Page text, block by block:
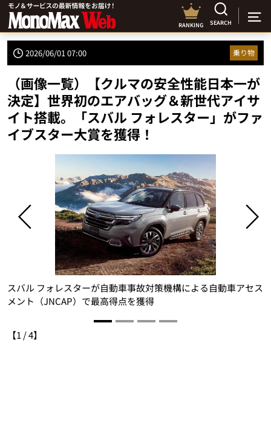
RANKING SEARCH
2026/06/01 07:00 乗り物
（画像一覧）【クルマの安全性能日本一が
決定】世界初のエアバッグ＆新世代アイサ
イト搭載。「スバル フォレスター」がファ
イブスター大賞を獲得！
スバル フォレスターが自動車事故対策機構による自動車アセス
メント（JNCAP）で最高得点を獲得
【1 /4】